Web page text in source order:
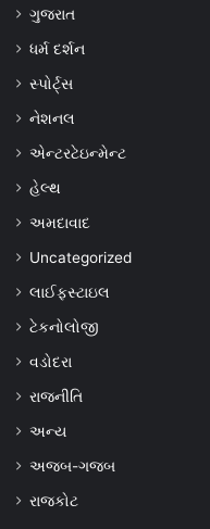
ગુજરાત
ધર્મ દર્શન
સ્પોર્ટ્સ
નેશનલ
એન્ટરટેઇન્મેન્ટ
હેલ્થ
અમદાવાદ
Uncategorized
લાઈફસ્ટાઇલ
ટેકનોલોજી
વડોદરા
રાજનીતિ
અન્ય
અજબ-ગજબ
રાજકોટ